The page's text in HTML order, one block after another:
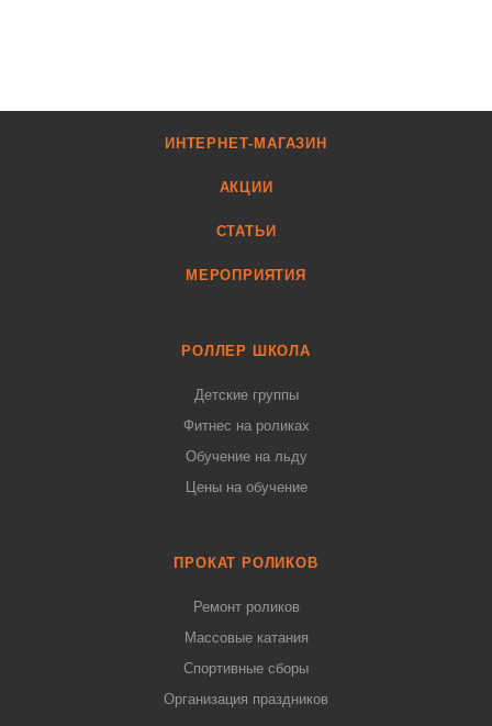
ИНТЕРНЕТ-МАГАЗИН
АКЦИИ
СТАТЬИ
МЕРОПРИЯТИЯ
РОЛЛЕР ШКОЛА
Детские группы
Фитнес на роликах
Обучение на льду
Цены на обучение
ПРОКАТ РОЛИКОВ
Ремонт роликов
Массовые катания
Спортивные сборы
Организация праздников